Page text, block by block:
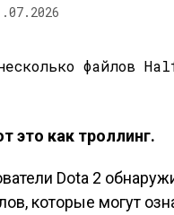
это как троллинг.
Dota 2
которые могут